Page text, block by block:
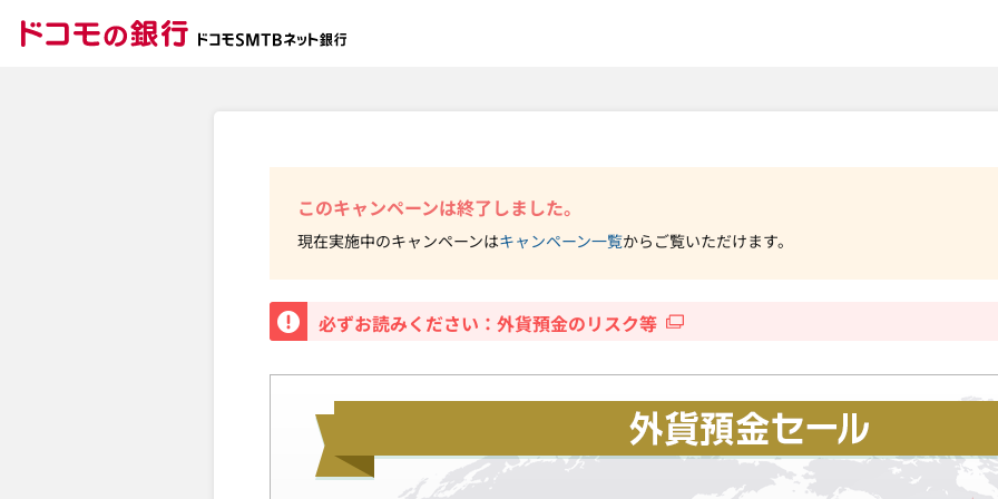
このキャンペーンは終了しました。
現在実施中のキャンペーンはキャンペーン一覧からご覧いただけます。
重要
必ずお読みください：外貨預金のリスク等